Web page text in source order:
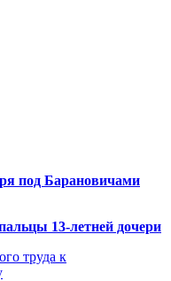
под Барановичами
13-летней дочери
труда к